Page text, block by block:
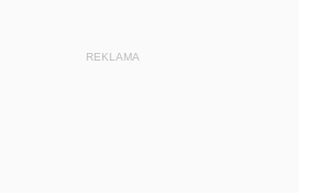
REKLAMA